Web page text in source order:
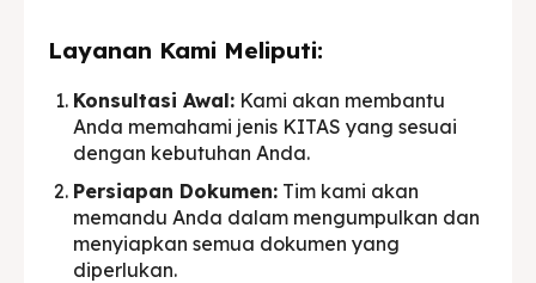
Layanan Kami Meliputi:
Konsultasi Awal: Kami akan membantu
Anda memahami jenis KITAS yang sesuai
dengan kebutuhan Anda.
Persiapan Dokumen: Tim kami akan
memandu Anda dalam mengumpulkan dan
menyiapkan semua dokumen yang
diperlukan.